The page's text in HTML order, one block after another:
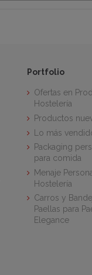
Portfolio
Ofertas en
Hostelería
Productos
Lo más
Packaging
para comida
Menaje
Hostelería
Carros y
Paellas para
Elegance